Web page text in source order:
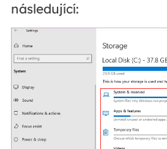
následující: